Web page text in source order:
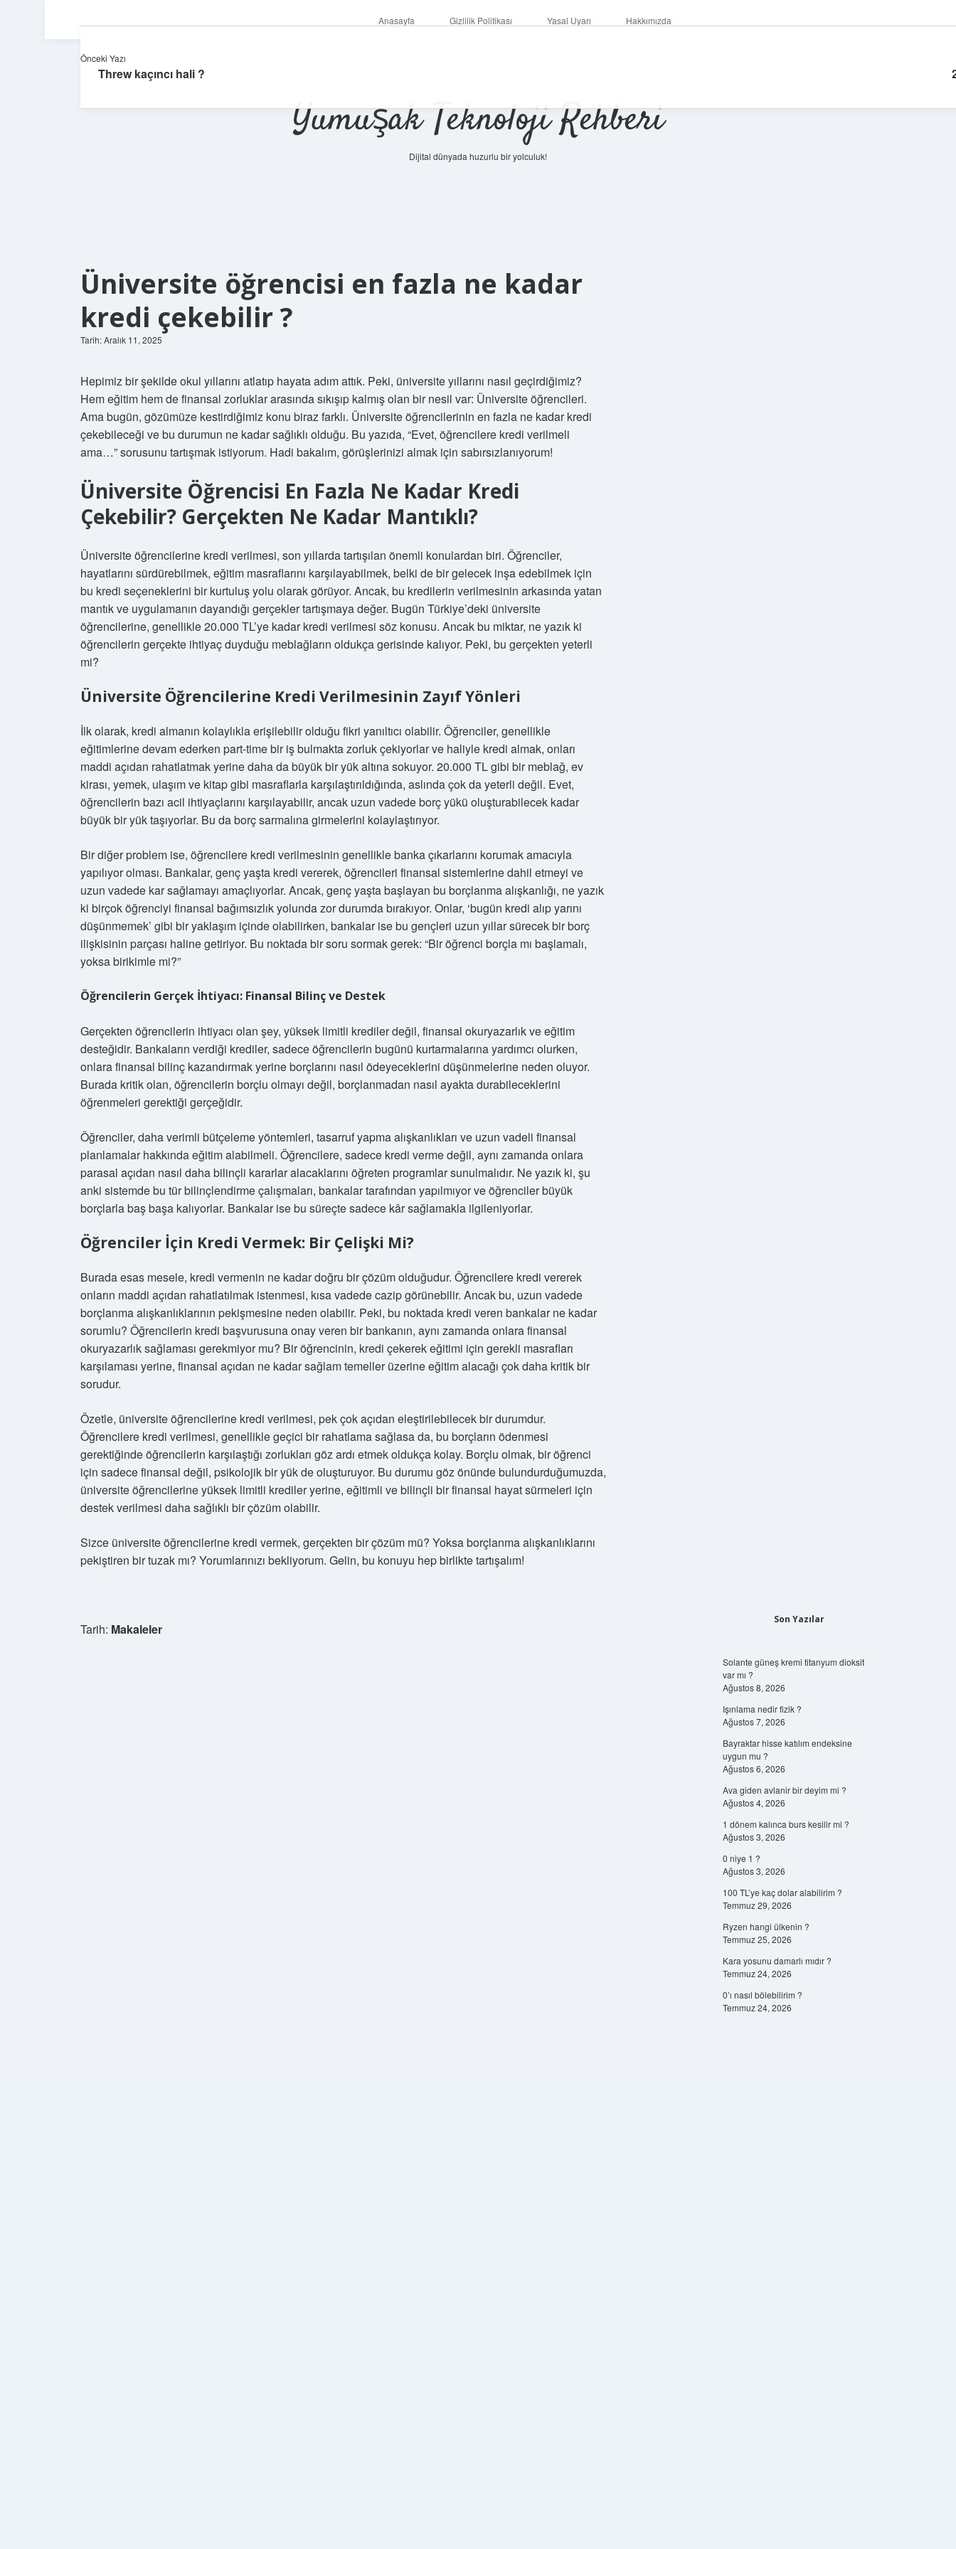
Anasayfa Gizlilik Politikası Yasal Uyarı Hakkımızda
Yumuşak Teknoloji Rehberi
Dijital dünyada huzurlu bir yolculuk!
Üniversite öğrencisi en fazla ne kadar
kredi çekebilir ?
Tarih: Aralık 11, 2025
Hepimiz bir şekilde okul yıllarını atlatıp hayata adım attık. Peki, üniversite yıllarını nasıl geçirdiğimiz?
Hem eğitim hem de finansal zorluklar arasında sıkışıp kalmış olan bir nesil var: Üniversite öğrencileri.
Ama bugün, gözümüze kestirdiğimiz konu biraz farklı. Üniversite öğrencilerinin en fazla ne kadar kredi
çekebileceği ve bu durumun ne kadar sağlıklı olduğu. Bu yazıda, “Evet, öğrencilere kredi verilmeli
ama…” sorusunu tartışmak istiyorum. Hadi bakalım, görüşlerinizi almak için sabırsızlanıyorum!
Üniversite Öğrencisi En Fazla Ne Kadar Kredi
Çekebilir? Gerçekten Ne Kadar Mantıklı?
Üniversite öğrencilerine kredi verilmesi, son yıllarda tartışılan önemli konulardan biri. Öğrenciler,
hayatlarını sürdürebilmek, eğitim masraflarını karşılayabilmek, belki de bir gelecek inşa edebilmek için
bu kredi seçeneklerini bir kurtuluş yolu olarak görüyor. Ancak, bu kredilerin verilmesinin arkasında yatan
mantık ve uygulamanın dayandığı gerçekler tartışmaya değer. Bugün Türkiye’deki üniversite
öğrencilerine, genellikle 20.000 TL’ye kadar kredi verilmesi söz konusu. Ancak bu miktar, ne yazık ki
öğrencilerin gerçekte ihtiyaç duyduğu meblağların oldukça gerisinde kalıyor. Peki, bu gerçekten yeterli
mi?
Üniversite Öğrencilerine Kredi Verilmesinin Zayıf Yönleri
İlk olarak, kredi almanın kolaylıkla erişilebilir olduğu fikri yanıltıcı olabilir. Öğrenciler, genellikle
eğitimlerine devam ederken part-time bir iş bulmakta zorluk çekiyorlar ve haliyle kredi almak, onları
maddi açıdan rahatlatmak yerine daha da büyük bir yük altına sokuyor. 20.000 TL gibi bir meblağ, ev
kirası, yemek, ulaşım ve kitap gibi masraflarla karşılaştırıldığında, aslında çok da yeterli değil. Evet,
öğrencilerin bazı acil ihtiyaçlarını karşılayabilir, ancak uzun vadede borç yükü oluşturabilecek kadar
büyük bir yük taşıyorlar. Bu da borç sarmalına girmelerini kolaylaştırıyor.
Bir diğer problem ise, öğrencilere kredi verilmesinin genellikle banka çıkarlarını korumak amacıyla
yapılıyor olması. Bankalar, genç yaşta kredi vererek, öğrencileri finansal sistemlerine dahil etmeyi ve
uzun vadede kar sağlamayı amaçlıyorlar. Ancak, genç yaşta başlayan bu borçlanma alışkanlığı, ne yazık
ki birçok öğrenciyi finansal bağımsızlık yolunda zor durumda bırakıyor. Onlar, ‘bugün kredi alıp yarını
düşünmemek’ gibi bir yaklaşım içinde olabilirken, bankalar ise bu gençleri uzun yıllar sürecek bir borç
ilişkisinin parçası haline getiriyor. Bu noktada bir soru sormak gerek: “Bir öğrenci borçla mı başlamalı,
yoksa birikimle mi?”
Öğrencilerin Gerçek İhtiyacı: Finansal Bilinç ve Destek
Gerçekten öğrencilerin ihtiyacı olan şey, yüksek limitli krediler değil, finansal okuryazarlık ve eğitim
desteğidir. Bankaların verdiği krediler, sadece öğrencilerin bugünü kurtarmalarına yardımcı olurken,
onlara finansal bilinç kazandırmak yerine borçlarını nasıl ödeyeceklerini düşünmelerine neden oluyor.
Burada kritik olan, öğrencilerin borçlu olmayı değil, borçlanmadan nasıl ayakta durabileceklerini
öğrenmeleri gerektiği gerçeğidir.
Öğrenciler, daha verimli bütçeleme yöntemleri, tasarruf yapma alışkanlıkları ve uzun vadeli finansal
planlamalar hakkında eğitim alabilmeli. Öğrencilere, sadece kredi verme değil, aynı zamanda onlara
parasal açıdan nasıl daha bilinçli kararlar alacaklarını öğreten programlar sunulmalıdır. Ne yazık ki, şu
anki sistemde bu tür bilinçlendirme çalışmaları, bankalar tarafından yapılmıyor ve öğrenciler büyük
borçlarla baş başa kalıyorlar. Bankalar ise bu süreçte sadece kâr sağlamakla ilgileniyorlar.
Öğrenciler İçin Kredi Vermek: Bir Çelişki Mi?
Burada esas mesele, kredi vermenin ne kadar doğru bir çözüm olduğudur. Öğrencilere kredi vererek
onların maddi açıdan rahatlatılmak istenmesi, kısa vadede cazip görünebilir. Ancak bu, uzun vadede
borçlanma alışkanlıklarının pekişmesine neden olabilir. Peki, bu noktada kredi veren bankalar ne kadar
sorumlu? Öğrencilerin kredi başvurusuna onay veren bir bankanın, aynı zamanda onlara finansal
okuryazarlık sağlaması gerekmiyor mu? Bir öğrencinin, kredi çekerek eğitimi için gerekli masrafları
karşılaması yerine, finansal açıdan ne kadar sağlam temeller üzerine eğitim alacağı çok daha kritik bir
sorudur.
Özetle, üniversite öğrencilerine kredi verilmesi, pek çok açıdan eleştirilebilecek bir durumdur.
Öğrencilere kredi verilmesi, genellikle geçici bir rahatlama sağlasa da, bu borçların ödenmesi
gerektiğinde öğrencilerin karşılaştığı zorlukları göz ardı etmek oldukça kolay. Borçlu olmak, bir öğrenci
için sadece finansal değil, psikolojik bir yük de oluşturuyor. Bu durumu göz önünde bulundurduğumuzda,
üniversite öğrencilerine yüksek limitli krediler yerine, eğitimli ve bilinçli bir finansal hayat sürmeleri için
destek verilmesi daha sağlıklı bir çözüm olabilir.
Sizce üniversite öğrencilerine kredi vermek, gerçekten bir çözüm mü? Yoksa borçlanma alışkanlıklarını
pekiştiren bir tuzak mı? Yorumlarınızı bekliyorum. Gelin, bu konuyu hep birlikte tartışalım!
Tarih: Makaleler
Önceki Yazı
Threw kaçıncı hali ?
Son Yazılar
Solante güneş kremi titanyum dioksit
var mı ?
Ağustos 8, 2026
Işınlama nedir fizik ?
Ağustos 7, 2026
Bayraktar hisse katılım endeksine
uygun mu ?
Ağustos 6, 2026
Ava giden avlanir bir deyim mi ?
Ağustos 4, 2026
1 dönem kalınca burs kesilir mi ?
Ağustos 3, 2026
0 niye 1 ?
Ağustos 3, 2026
100 TL’ye kaç dolar alabilirim ?
Temmuz 29, 2026
Ryzen hangi ülkenin ?
Temmuz 25, 2026
Kara yosunu damarlı mıdır ?
Temmuz 24, 2026
0’ı nasıl bölebilirim ?
Temmuz 24, 2026